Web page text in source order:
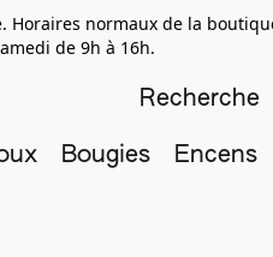
Horaires normaux de la
de 9h à 16h.
Bougies Encens